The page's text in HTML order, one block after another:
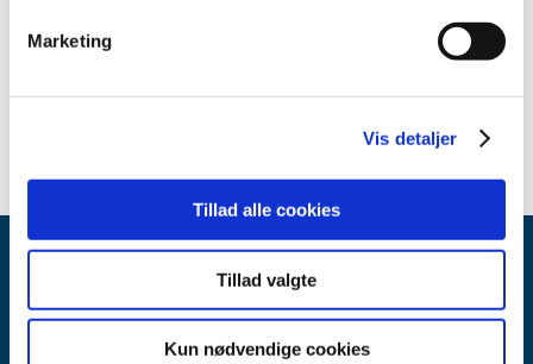
Marketing
Vis detaljer
Tillad alle cookies
Tillad valgte
Kun nødvendige cookies
2008 (1)